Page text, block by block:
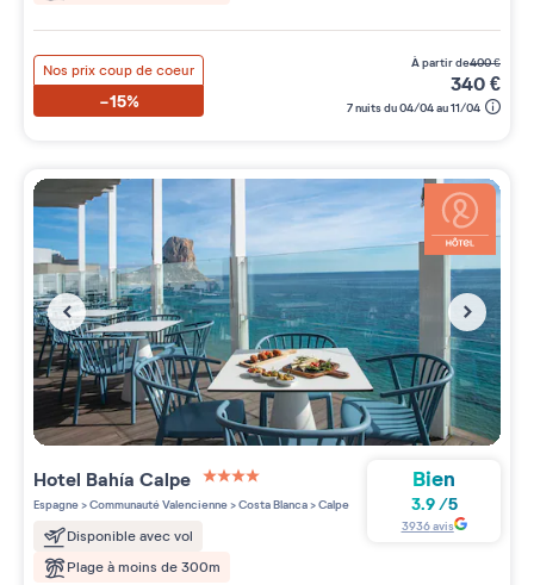
Nos prix coup de coeur
-15%
à partir de400€
340€
7 nuits du 04/04 au 11/04
Hotel Bahía Calpe
4 étoiles sur 5
Espagne>Communauté Valencienne>Costa Blanca>Calpe
Disponible avec vol
Plage à moins de 300m
Bien
3.9/5
3936avis